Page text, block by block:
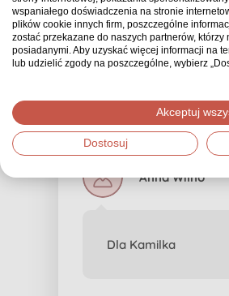
Nina Okoczuk
💔💔💔
Anna Wilno
Dla Kamilka
wspaniałego doświadczenia na stronie
plików cookie innych firm, poszczególne
zostać przekazane do naszych partnerów, którzy
posiadanymi. Aby uzyskać więcej informacji na
lub udzielić zgody na poszczególne, wybierz
Akceptuj
Dostosuj